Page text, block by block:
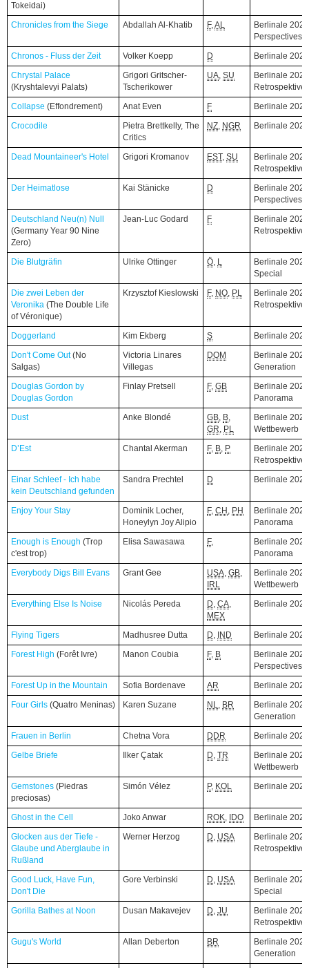
Tokeidai)
Chronicles from the Siege Abdallah Al-Khatib F,AL
Berlinale
Perspectives
Chronos - Fluss der Zeit
Volker Koepp D
Berlinale
Chrystal Palace
(Kryshtalevyi Palats)
Grigori Gritscher-
Tscherikower
UA, SU
Berlinale
Retrospektive
Collapse (Effondrement) Anat Even F
Berlinale
Crocodile
Pietra Brettkelly, The
Critics
NZ, NGR Berlinale
Dead Mountaineer's Hotel Grigori Kromanov EST, SU
Berlinale
Retrospektive
Der Heimatlose
Kai Stänicke D
Berlinale
Perspectives
Deutschland Neu(n) Null
(Germany Year 90 Nine
Zero)
Jean-Luc Godard F
Berlinale
Retrospektive
Die Blutgräfin Ulrike Ottinger Ö, L
Berlinale
Special
Die zwei Leben der
Veronika (The Double Life
of Véronique)
Krzysztof Kieslowski F, NO, PL
Berlinale
Retrospektive
Doggerland Kim Ekberg S
Berlinale
Don't Come Out (No
Salgas)
Victoria Linares
Villegas
DOM
Berlinale
Generation
Douglas Gordon by
Douglas Gordon
Finlay Pretsell F, GB
Berlinale
Panorama
Dust
Anke Blondé GB, B,
GR, PL
Berlinale
Wettbewerb
D’Est
Chantal Akerman F, B, P
Berlinale
Retrospektive
Einar Schleef - Ich habe
kein Deutschland gefunden
Sandra Prechtel D Berlinale
Enjoy Your Stay
Dominik Locher,
Honeylyn Joy Alipio
F, CH , PH
Berlinale
Panorama
Enough is Enough (Trop
c'est trop)
Elisa Sawasawa F,
Berlinale
Panorama
Everybody Digs Bill Evans
Grant Gee USA, GB,
IRL
Berlinale
Wettbewerb
Everything Else Is Noise
Nicolás Pereda D, CA,
MEX
Berlinale
Flying Tigers Madhusree Dutta D, IND
Berlinale
Forest High (Forêt Ivre) Manon Coubia F, B
Berlinale
Perspectives
Forest Up in the Mountain
Sofia Bordenave AR
Berlinale
Four Girls (Quatro Meninas) Karen Suzane NL, BR
Berlinale
Generation
Frauen in Berlin
Chetna Vora DDR
Berlinale
Gelbe Briefe
Ilker Çatak D, TR
Berlinale
Wettbewerb
Gemstones (Piedras
preciosas)
Simón Vélez P, KOL Berlinale
Ghost in the Cell Joko Anwar ROK, IDO
Berlinale
Glocken aus der Tiefe -
Glaube und Aberglaube in
Rußland
Werner Herzog D, USA
Berlinale
Retrospektive
Good Luck, Have Fun,
Don't Die
Gore Verbinski D, USA
Berlinale
Special
Gorilla Bathes at Noon
Dusan Makavejev D, JU
Berlinale
Retrospektive
Gugu's World
Allan Deberton BR
Berlinale
Generation
Tokeidai)
Chronicles from the Siege
Chronos - Fluss der Zeit
Chrystal Palace
(Kryshtalevyi Palats)
Collapse (Effondrement)
Crocodile
Dead Mountaineer's Hotel
Der Heimatlose
Deutschland Neu(n) Null
(Germany Year 90 Nine
Zero)
Die Blutgräfin
Die zwei Leben der
Veronika (The Double Life
of Véronique)
Doggerland
Don't Come Out (No
Salgas)
Douglas Gordon by
Douglas Gordon
Dust
D’Est
Einar Schleef - Ich habe
kein Deutschland gefunden
Enjoy Your Stay
Enough is Enough (Trop
c'est trop)
Everybody Digs Bill Evans
Everything Else Is Noise
Flying Tigers
Forest High (Forêt Ivre)
Forest Up in the Mountain
Four Girls (Quatro Meninas)
Frauen in Berlin
Gelbe Briefe
Gemstones (Piedras
preciosas)
Ghost in the Cell
Glocken aus der Tiefe -
Glaube und Aberglaube in
Rußland
Good Luck, Have Fun,
Don't Die
Gorilla Bathes at Noon
Gugu's World